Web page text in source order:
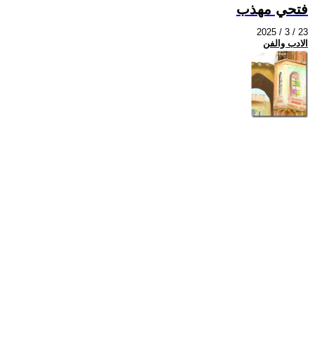
فتحي مهذب
2025 / 3 / 23
الادب والفن